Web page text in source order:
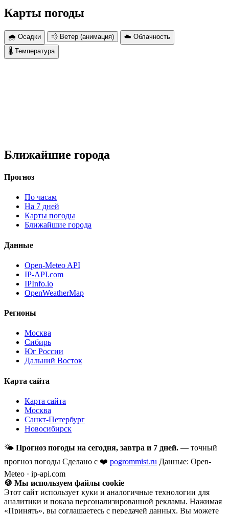
Карты погоды
🌧 Осадки 💨 Ветер (анимация)
☁️ Облачность
🌡 Температура
Ближайшие города
Прогноз
По часам
На 7 дней
Карты погоды
Ближайшие города
Данные
Open-Meteo API
IP-API.com
IPInfo.io
OpenWeatherMap
Регионы
Москва
Сибирь
Юг России
Дальний Восток
Карта сайта
Карта сайта
Москва
Санкт-Петербург
Новосибирск
🌤 Прогноз погоды на сегодня, завтра и 7 дней. — точный
прогноз погоды Сделано с ❤️ pogrommist.ru Данные: Open-
Meteo · ip-api.com
🍪 Мы используем файлы cookie
Этот сайт использует куки и аналогичные технологии для
аналитики и показа персонализированной рекламы. Нажимая
«Принять», вы соглашаетесь с передачей данных. Вы можете